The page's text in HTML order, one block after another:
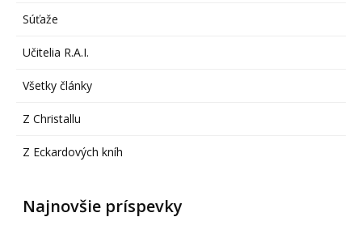
Súťaže
Učitelia R.A.I.
Všetky články
Z Christallu
Z Eckardových kníh
Najnovšie príspevky